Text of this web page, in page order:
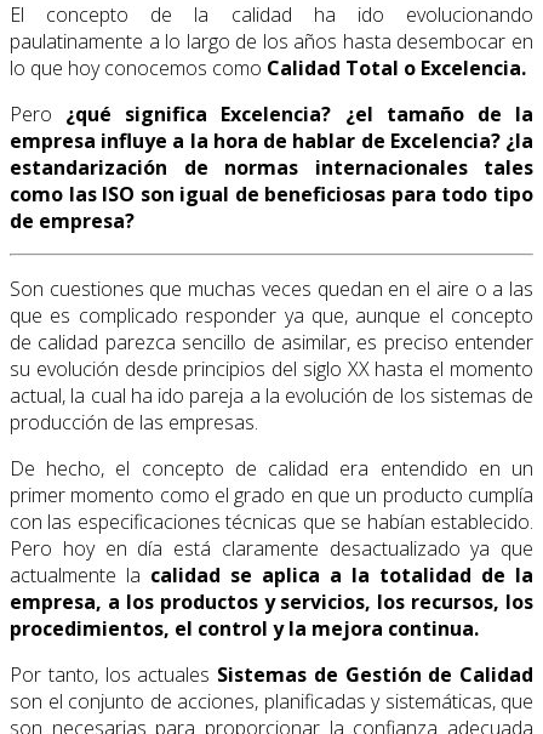
El concepto de la calidad ha ido evolucionando
paulatinamente a lo largo de los años hasta desembocar en
lo que hoy conocemos como Calidad Total o Excelencia.
Pero ¿qué significa Excelencia? ¿el tamaño de la
empresa influye a la hora de hablar de Excelencia? ¿la
estandarización de normas internacionales tales
como las ISO son igual de beneficiosas para todo tipo
de empresa?
Son cuestiones que muchas veces quedan en el aire o a las
que es complicado responder ya que, aunque el concepto
de calidad parezca sencillo de asimilar, es preciso entender
su evolución desde principios del siglo XX hasta el momento
actual, la cual ha ido pareja a la evolución de los sistemas de
producción de las empresas.
De hecho, el concepto de calidad era entendido en un
primer momento como el grado en que un producto cumplía
con las especificaciones técnicas que se habían establecido.
Pero hoy en día está claramente desactualizado ya que
actualmente la calidad se aplica a la totalidad de la
empresa, a los productos y servicios, los recursos, los
procedimientos, el control y la mejora continua.
Por tanto, los actuales Sistemas de Gestión de Calidad
son el conjunto de acciones, planificadas y sistemáticas, que
son necesarias para proporcionar la confianza adecuada